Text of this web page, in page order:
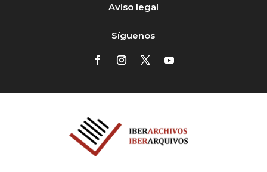
Aviso legal
Síguenos